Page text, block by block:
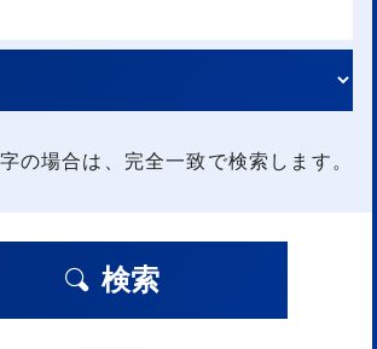
の場合は、完全一致で検索します。
検索